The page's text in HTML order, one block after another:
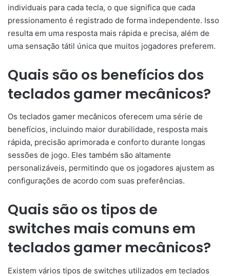
individuais para cada tecla, o que significa que cada
pressionamento é registrado de forma independente. Isso
resulta em uma resposta mais rápida e precisa, além de
uma sensação tátil única que muitos jogadores preferem.
Quais são os benefícios dos
teclados gamer mecânicos?
Os teclados gamer mecânicos oferecem uma série de
benefícios, incluindo maior durabilidade, resposta mais
rápida, precisão aprimorada e conforto durante longas
sessões de jogo. Eles também são altamente
personalizáveis, permitindo que os jogadores ajustem as
configurações de acordo com suas preferências.
Quais são os tipos de
switches mais comuns em
teclados gamer mecânicos?
Existem vários tipos de switches utilizados em teclados